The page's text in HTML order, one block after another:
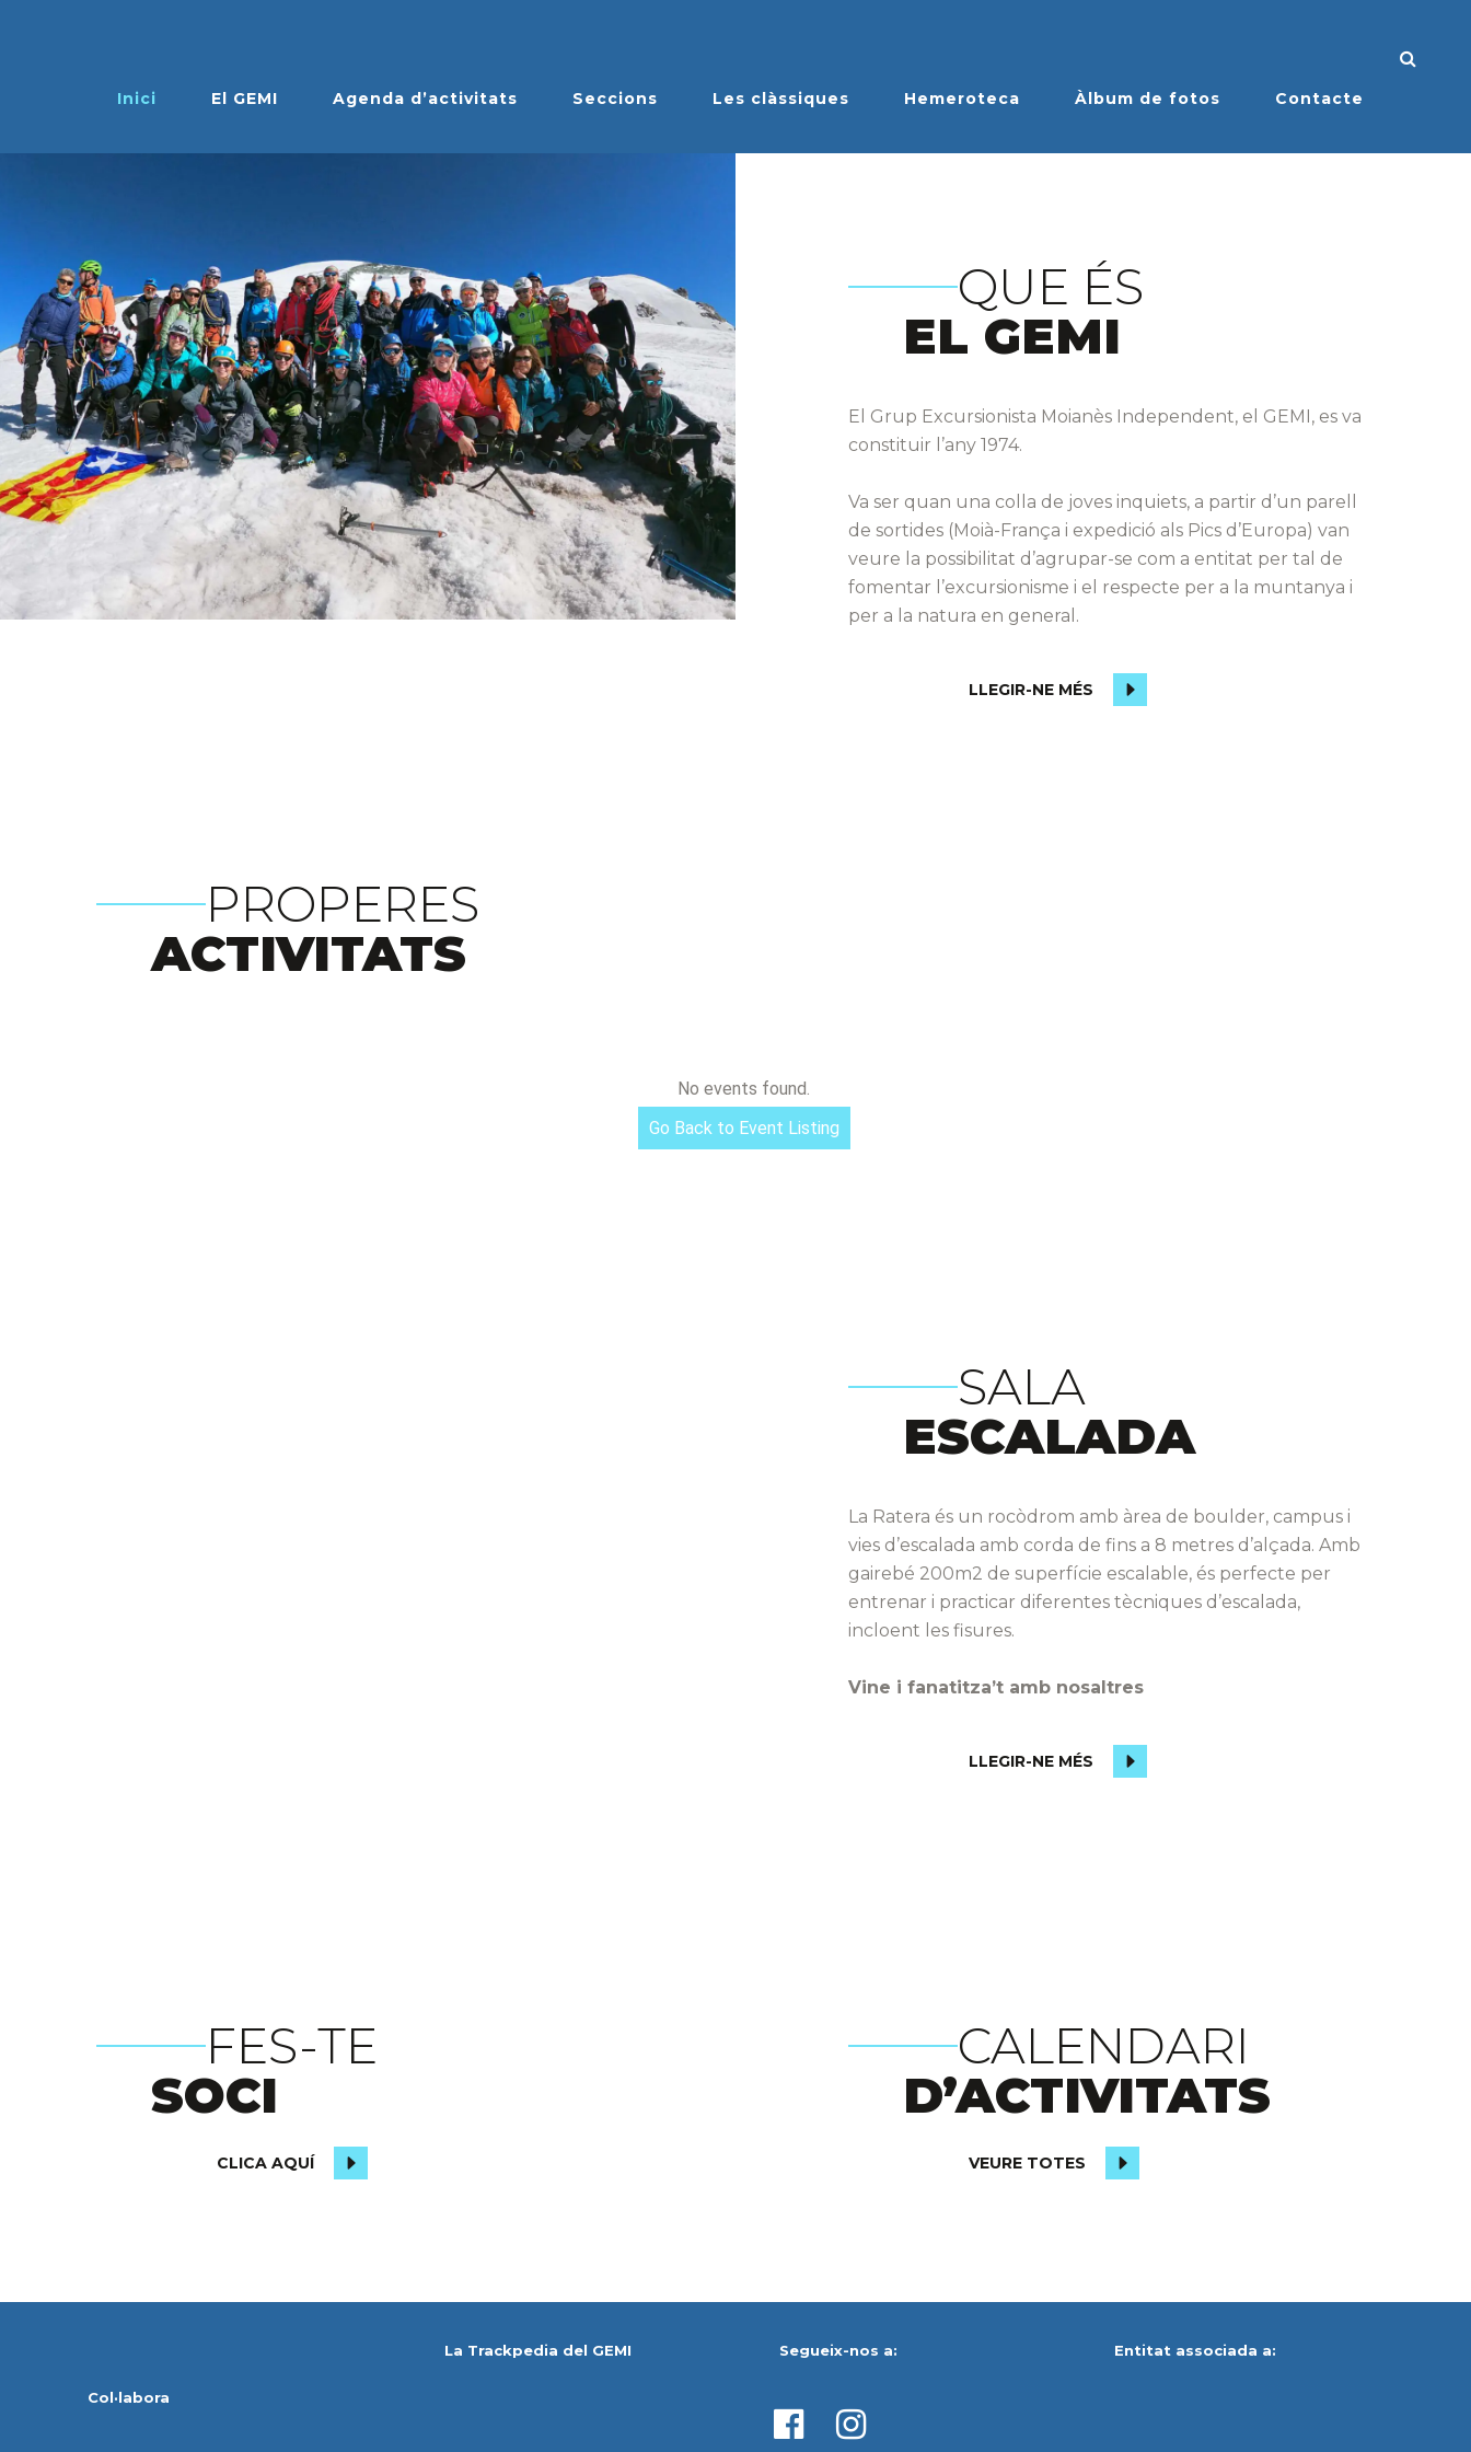
Inici El GEMI Agenda d’activitats Seccions Les clàssiques Hemeroteca Àlbum de fotos Contacte
QUE ÉS
EL GEMI
El Grup Excursionista Moianès Independent, el GEMI, es va
constituir l’any 1974.
Va ser quan una colla de joves inquiets, a partir d’un parell
de sortides (Moià-França i expedició als Pics d’Europa) van
veure la possibilitat d’agrupar-se com a entitat per tal de
fomentar l’excursionisme i el respecte per a la muntanya i
per a la natura en general.
LLEGIR-NE MÉS
PROPERES
ACTIVITATS
No events found.
Go Back to Event Listing
SALA
ESCALADA
La Ratera és un rocòdrom amb àrea de boulder, campus i
vies d’escalada amb corda de fins a 8 metres d’alçada. Amb
gairebé 200m2 de superfície escalable, és perfecte per
entrenar i practicar diferentes tècniques d’escalada,
incloent les fisures.
Vine i fanatitza’t amb nosaltres
LLEGIR-NE MÉS
FES-TE
SOCI
CLICA AQUÍ
CALENDARI
D’ACTIVITATS
VEURE TOTES
Col·labora
La Trackpedia del GEMI Segueix-nos a: Entitat associada a: